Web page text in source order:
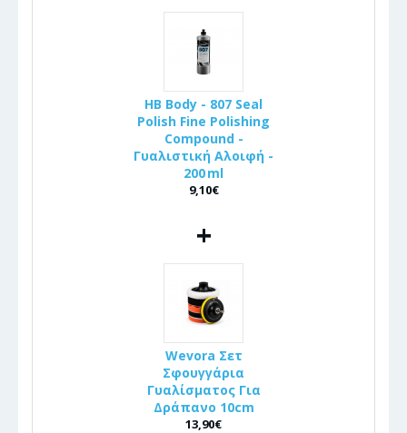
HB Body - 807 Seal
Polish Fine Polishing
Compound -
Γυαλιστική Αλοιφή -
200 ml
9,10€
+
Wevora Σετ
Σφουγγάρια
Γυαλίσματος Για
Δράπανο 10cm
13,90€